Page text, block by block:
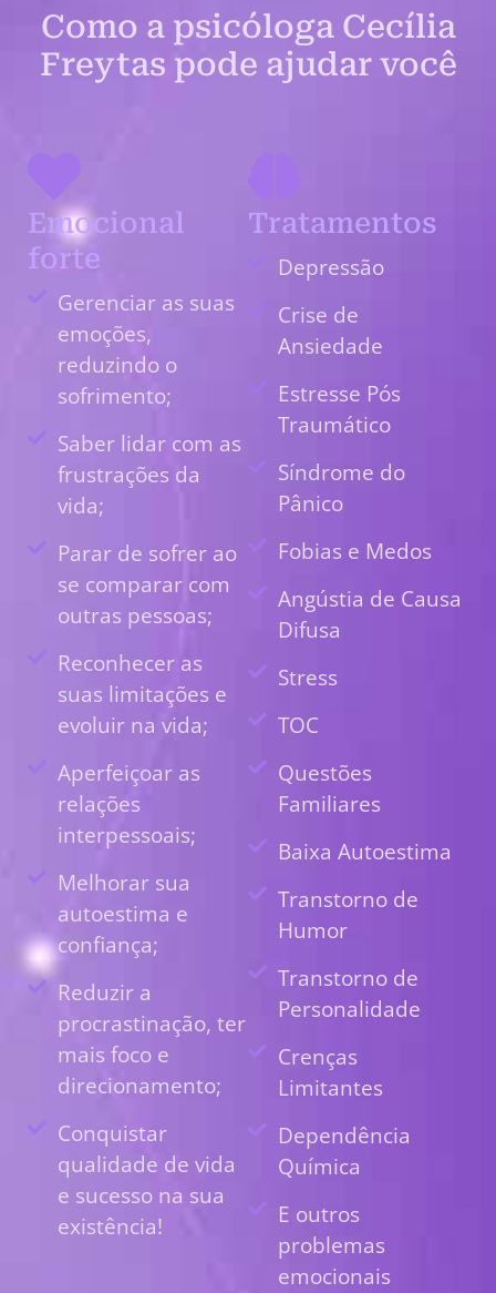
Como a psicóloga Cecília
Freytas pode ajudar você
Emocional
forte
Gerenciar as suas
emoções,
reduzindo o
sofrimento;
Saber lidar com as
frustrações da
vida;
Parar de sofrer ao
se comparar com
outras pessoas;
Reconhecer as
suas limitações e
evoluir na vida;
Aperfeiçoar as
relações
interpessoais;
Melhorar sua
autoestima e
confiança;
Reduzir a
procrastinação, ter
mais foco e
direcionamento;
Conquistar
qualidade de vida
e sucesso na sua
existência!
Tratamentos
Depressão
Crise de
Ansiedade
Estresse Pós
Traumático
Síndrome do
Pânico
Fobias e Medos
Angústia de Causa
Difusa
Stress
TOC
Questões
Familiares
Baixa Autoestima
Transtorno de
Humor
Transtorno de
Personalidade
Crenças
Limitantes
Dependência
Química
E outros
problemas
emocionais